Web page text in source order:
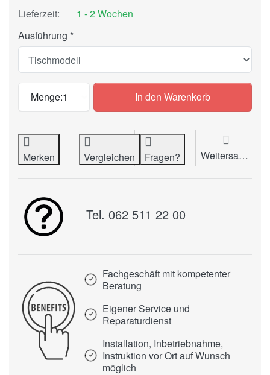
Lieferzeit:
1 - 2 Wochen
Ausführung
Menge:1
Rill- & Perforiermaschine OMM Mariner
In den Warenkorb
Merken Vergleichen Fragen? Weitersagen
Tel. 062 511 22 00
Fachgeschäft mit kompetenter
Beratung
Eigener Service und
Reparaturdienst
Installation, Inbetriebnahme,
Instruktion vor Ort auf Wunsch
möglich